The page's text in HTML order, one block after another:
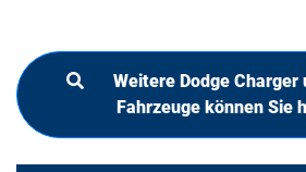
Weitere Dodge Charger
Fahrzeuge können Sie